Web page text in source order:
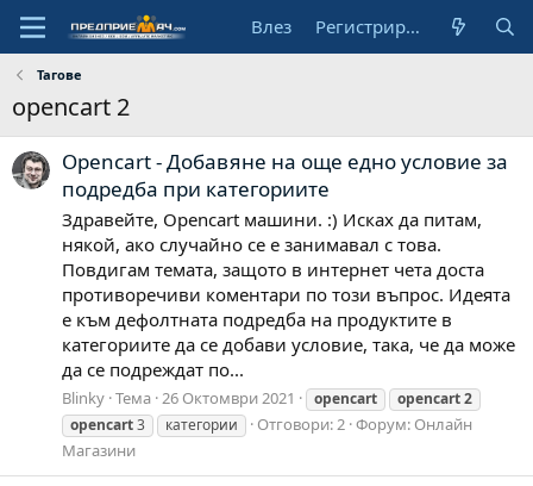
Влез Регистрирай се
Тагове
opencart 2
Opencart - Добавяне на още едно условие за
подредба при категориите
Здравейте, Opencart машини. :) Исках да питам,
някой, ако случайно се е занимавал с това.
Повдигам темата, защото в интернет чета доста
противоречиви коментари по този въпрос. Идеята
е към дефолтната подредба на продуктите в
категориите да се добави условие, така, че да може
да се подреждат по...
Blinky Тема 26 Октомври 2021 opencart opencart2
opencart3 категории Отговори: 2 Форум: Онлайн
Магазини